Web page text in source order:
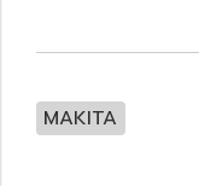
MAKITA